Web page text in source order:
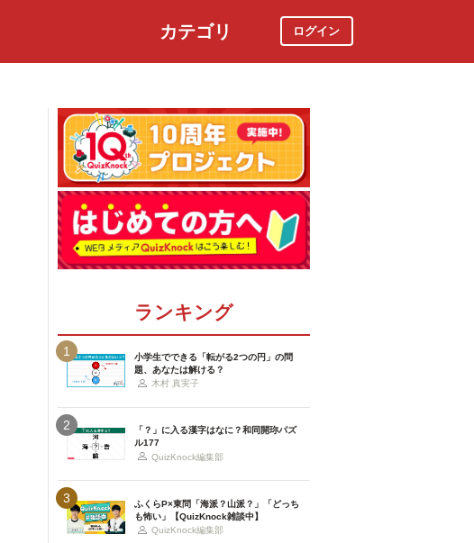
カテゴリ ログイン
ランキング
1
小学生でできる「転がる2つの円」の問
題、あなたは解ける？
木村 真実子
2
「？」に入る漢字はなに？和同開珎パズ
ル177
QuizKnock編集部
3
ふくらP×東問「海派？山派？」「どっち
も怖い」【QuizKnock雑談中】
QuizKnock編集部